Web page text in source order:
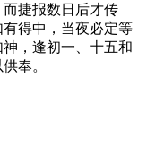
捷报数日后才传
得中，当夜必定等
，逢初一、十五和
奉。